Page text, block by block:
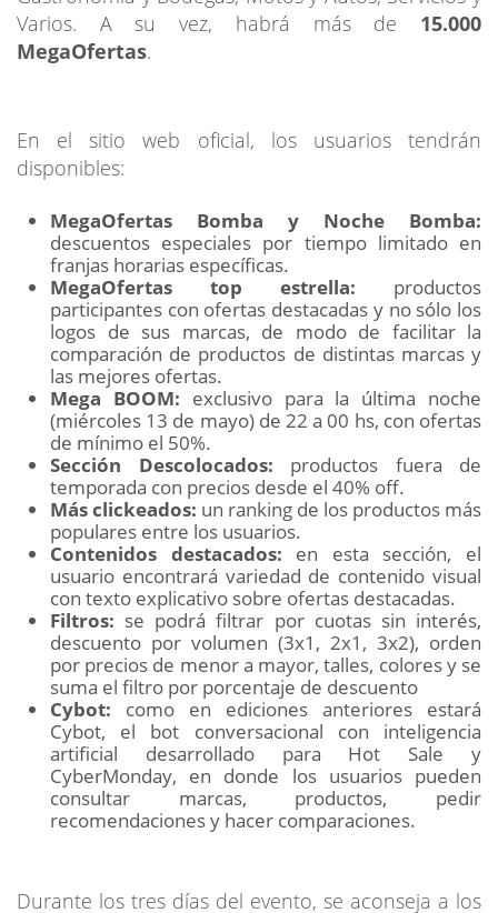
Varios. A su vez, habrá más de 15.000
MegaOfertas.
En el sitio web oficial, los usuarios tendrán
disponibles:
MegaOfertas Bomba y Noche Bomba:
descuentos especiales por tiempo limitado en
franjas horarias específicas.
MegaOfertas top estrella: productos
participantes con ofertas destacadas y no sólo los
logos de sus marcas, de modo de facilitar la
comparación de productos de distintas marcas y
las mejores ofertas.
Mega BOOM: exclusivo para la última noche
(miércoles 13 de mayo) de 22 a 00 hs, con ofertas
de mínimo el 50%.
Sección Descolocados: productos fuera de
temporada con precios desde el 40% off.
Más clickeados: un ranking de los productos más
populares entre los usuarios.
Contenidos destacados: en esta sección, el
usuario encontrará variedad de contenido visual
con texto explicativo sobre ofertas destacadas.
Filtros: se podrá filtrar por cuotas sin interés,
descuento por volumen (3x1, 2x1, 3x2), orden
por precios de menor a mayor, talles, colores y se
suma el filtro por porcentaje de descuento
Cybot: como en ediciones anteriores estará
Cybot, el bot conversacional con inteligencia
artificial desarrollado para Hot Sale y
CyberMonday, en donde los usuarios pueden
consultar marcas, productos, pedir
recomendaciones y hacer comparaciones.
Durante los tres días del evento, se aconseja a los